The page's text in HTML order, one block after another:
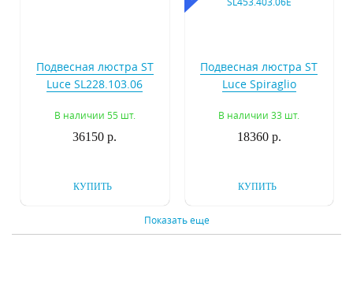
Подвесная люстра ST
Luce SL228.103.06
В наличии 55 шт.
36150 р.
КУПИТЬ
Подвесная люстра ST
Luce Spiraglio
В наличии 33 шт.
18360 р.
КУПИТЬ
Показать еще